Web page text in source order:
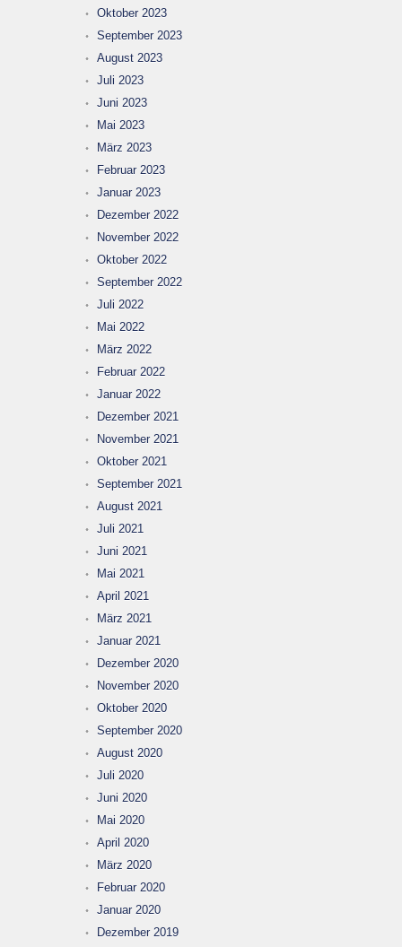
Oktober 2023
September 2023
August 2023
Juli 2023
Juni 2023
Mai 2023
März 2023
Februar 2023
Januar 2023
Dezember 2022
November 2022
Oktober 2022
September 2022
Juli 2022
Mai 2022
März 2022
Februar 2022
Januar 2022
Dezember 2021
November 2021
Oktober 2021
September 2021
August 2021
Juli 2021
Juni 2021
Mai 2021
April 2021
März 2021
Januar 2021
Dezember 2020
November 2020
Oktober 2020
September 2020
August 2020
Juli 2020
Juni 2020
Mai 2020
April 2020
März 2020
Februar 2020
Januar 2020
Dezember 2019